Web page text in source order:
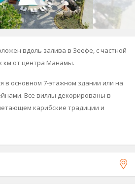
вдоль залива в Зеефе, с частной
км от центра Манамы.
в основном 7-этажном здании или на
Все виллы декорированы в
карибские традиции и
5 природных элементов:
и воздуха. Виллы расположены на
и комфортно.